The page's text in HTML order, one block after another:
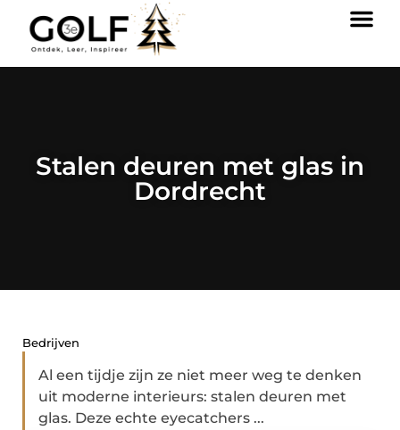
Stalen deuren met glas in
Dordrecht
Bedrijven
Al een tijdje zijn ze niet meer weg te denken
uit moderne interieurs: stalen deuren met
glas. Deze echte eyecatchers ...